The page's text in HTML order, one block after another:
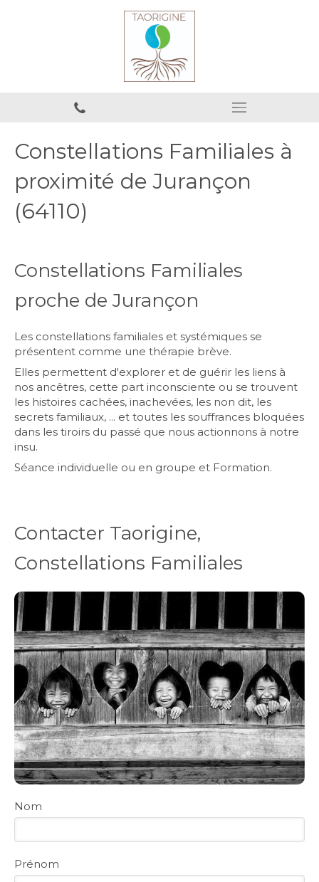
Constellations Familiales à
proximité de Jurançon
(64110)
Constellations Familiales
proche de Jurançon
Les constellations familiales et systémiques se
présentent comme une thérapie brève.
Elles permettent d'explorer et de guérir les liens à
nos ancêtres, cette part inconsciente ou se trouvent
les histoires cachées, inachevées, les non dit, les
secrets familiaux, ... et toutes les souffrances bloquées
dans les tiroirs du passé que nous actionnons à notre
insu.
Séance individuelle ou en groupe et Formation.
Contacter Taorigine,
Constellations Familiales
Nom
Prénom